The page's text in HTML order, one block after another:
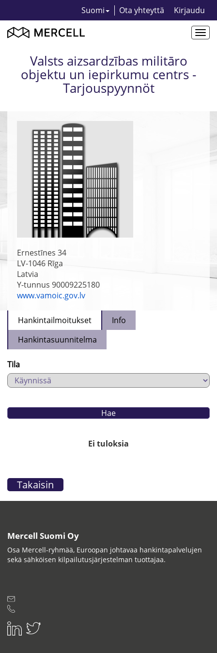
Suomi Ota yhteyttä Kirjaudu
Valsts aizsardzības militāro
objektu un iepirkumu centrs -
Tarjouspyynnöt
Ernestīnes 34
LV-1046 Rīga
Latvia
Y-tunnus 90009225180
www.vamoic.gov.lv
Hankintailmoitukset
Info
Hankintasuunnitelma
Tila
Ei tuloksia
Takaisin
Mercell Suomi Oy
Osa Mercell-ryhmää, Euroopan johtavaa hankintapalvelujen
sekä sähköisen kilpailutusjärjestelman tuottajaa.